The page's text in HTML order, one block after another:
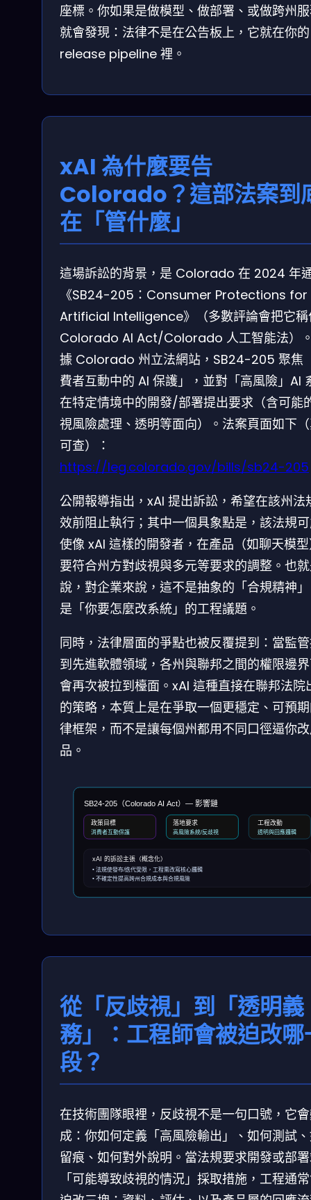
座標。你如果是做模型、做部署、或做跨州
就會發現：法律不是在公告板上，它就在你的
release pipeline 裡。
xAI 為什麼要告
Colorado？這部法案到
在「管什麼」
這場訴訟的背景，是 Colorado 在 2024 年
《SB24-205：Consumer Protections for
Artificial Intelligence》（多數評論會把它稱
Colorado AI Act/Colorado 人工智能法）
據 Colorado 州立法網站，SB24-205 聚焦
費者互動中的 AI 保護」，並對「高風險」AI
在特定情境中的開發/部署提出要求（含可能
視風險處理、透明等面向）。法案頁面如下
可查）：
https://leg.colorado.gov/bills/sb24-205
公開報導指出，xAI 提出訴訟，希望在該州法
效前阻止執行；其中一個具象點是，該法規
使像 xAI 這樣的開發者，在產品（如聊天模
要符合州方對歧視與多元等要求的調整。也
說，對企業來說，這不是抽象的「合規精神
是「你要怎麼改系統」的工程議題。
同時，法律層面的爭點也被反覆提到：當監
到先進軟體領域，各州與聯邦之間的權限邊
會再次被拉到檯面。xAI 這種直接在聯邦法院
的策略，本質上是在爭取一個更穩定、可預
律框架，而不是讓每個州都用不同口徑逼你
品。
SB24-205（Colorado AI Act）— 影響鏈
政策目標
消費者互動保護
落地要求
高風險系統/反歧視
工程改動
透明與回應邏輯
xAI 的訴訟主張（概念化）
• 法規使發布/迭代受限，工程需改寫核心邏輯
• 不確定性提高跨州合規成本與合規風險
從「反歧視」到「透明義
務」：工程師會被迫改哪
段？
在技術團隊眼裡，反歧視不是一句口號，它
成：你如何定義「高風險輸出」、如何測試
留痕、如何對外說明。當法規要求開發或部
「可能導致歧視的情況」採取措施，工程通